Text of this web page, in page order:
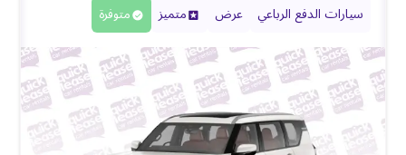
سيارات الدفع الرباعي عرض متميز متوفرة